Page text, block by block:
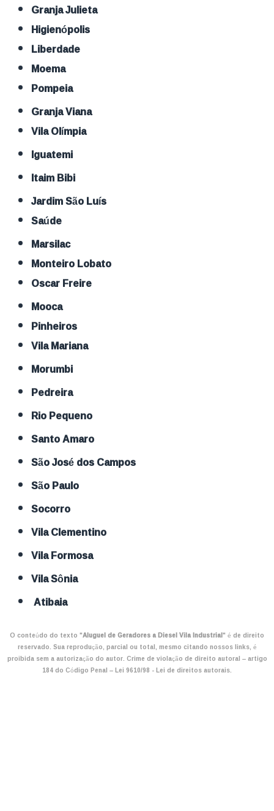
Granja Julieta
Higienópolis
Liberdade
Moema
Pompeia
Granja Viana
Vila Olímpia
Iguatemi
Itaim Bibi
Jardim São Luís
Saúde
Marsilac
Monteiro Lobato
Oscar Freire
Mooca
Pinheiros
Vila Mariana
Morumbi
Pedreira
Rio Pequeno
Santo Amaro
São José dos Campos
São Paulo
Socorro
Vila Clementino
Vila Formosa
Vila Sônia
Atibaia
O conteúdo do texto "Aluguel de Geradores a Diesel Vila Industrial" é de direito
reservado. Sua reprodução, parcial ou total, mesmo citando nossos links, é
proibida sem a autorização do autor. Crime de violação de direito autoral – artigo
184 do Código Penal –Lei 9610/98 - Lei de direitos autorais.